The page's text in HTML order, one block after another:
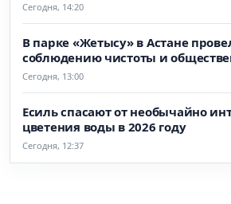
Сегодня, 14:20
В парке «Жетысу» в Астане
соблюдению чистоты и
Сегодня, 13:00
Есиль спасают от необычайно
цветения воды в 2026 году
Сегодня, 12:37